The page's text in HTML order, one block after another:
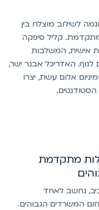
לשילוב מוצלח בין
קליל סיפקה
המשלבות
האדריכל אבנר ישר,
אלום עשת, יצרו
מתקדמת
נחשב לאחד
המשרדים הגבוהים.